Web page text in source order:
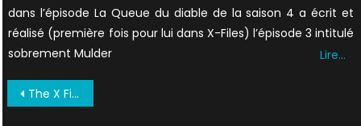
dans l’épisode La Queue du diable de la saison 4 a écrit et
réalisé (première fois pour lui dans X-Files) l’épisode 3 intitulé
sobrement Mulder
Lire…
Navigation
The X Files The Facts The Fantasy The Future 1998 0014